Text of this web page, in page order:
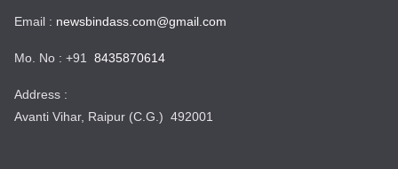
Email : newsbindass.com@gmail.com
Mo. No : +91 8435870614
Address :
Avanti Vihar, Raipur (C.G.) 492001